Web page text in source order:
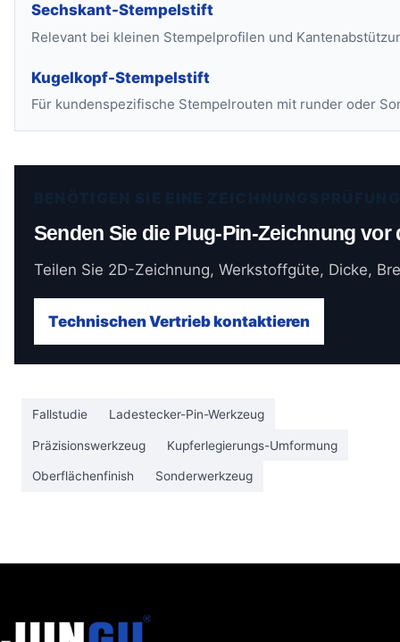
Sechskant-Stempelstift
Relevant bei kleinen Stempelprofilen und
Kugelkopf-Stempelstift
Für kundenspezifische Stempelrouten mit runder oder
Senden Sie die Plug-Pin-Zeichnung
Teilen Sie 2D-Zeichnung, Werkstoffgüte, Dicke,
Technischen Vertrieb kontaktieren
Fallstudie Ladestecker-Pin-Werkzeug
Präzisionswerkzeug Kupferlegierungs-Umformung
Oberflächenfinish Sonderwerkzeug